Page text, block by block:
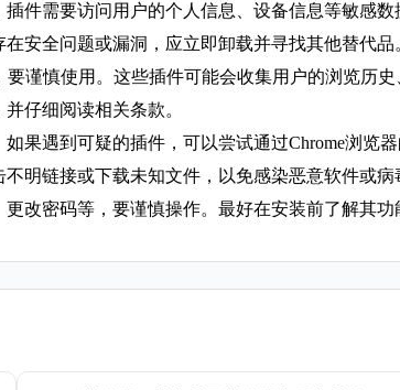
件需要访问用户的个人信息、设备信息等敏感数
安全问题或漏洞，应立即卸载并寻找其他替代品
谨慎使用。这些插件可能会收集用户的浏览历
仔细阅读相关条款。
果遇到可疑的插件，可以尝试通过Chrome浏览器
明链接或下载未知文件，以免感染恶意软件或病
改密码等，要谨慎操作。最好在安装前了解其功